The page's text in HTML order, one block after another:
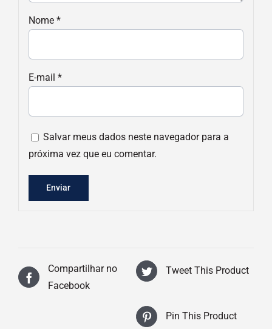
Nome *
E-mail *
Salvar meus dados neste navegador para a
próxima vez que eu comentar.
Compartilhar no
Facebook
Tweet This Product
Pin This Product